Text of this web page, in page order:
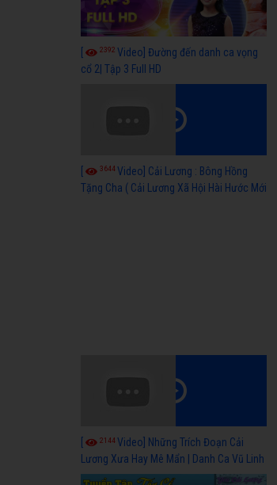
2392 Video] Đường đến danh ca vọng
cổ 2| Tập 3 Full HD
3644Video] Cải Lương : Bông Hồng
Tặng Cha ( Cải Lương Xã Hội Hài Hước Mới
2144Video] Những Trích Đoạn Cải
Lương Xưa Hay Mê Mẩn | Danh Ca Vũ Linh